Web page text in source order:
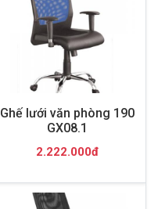
Ghế lưới văn phòng 190
GX08.1
2.222.000đ